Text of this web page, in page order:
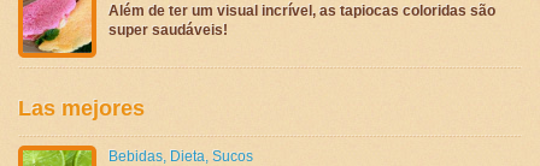
Além de ter um visual incrível, as tapiocas coloridas são
super saudáveis!
Las mejores
Bebidas, Dieta, Sucos